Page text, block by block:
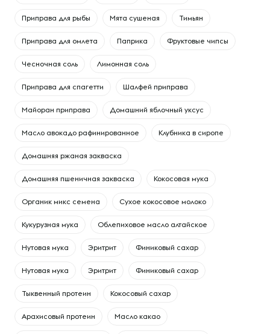
Приправа для рыбы Мята сушеная Тимьян
Приправа для омлета Паприка Фруктовые чипсы
Чесночная соль Лимонная соль
Приправа для спагетти Шалфей приправа
Майоран приправа Домашний яблочный уксус
Масло авокадо рафинированное Клубника в сиропе
Домашняя ржаная закваска
Домашняя пшеничная закваска Кокосовая мука
Органик микс семена Сухое кокосовое молоко
Кукурузная мука Облепиховое масло алтайское
Нутовая мука Эритрит Финиковый сахар
Нутовая мука Эритрит Финиковый сахар
Тыквенный протеин Кокосовый сахар
Арахисовый протеин Масло какао